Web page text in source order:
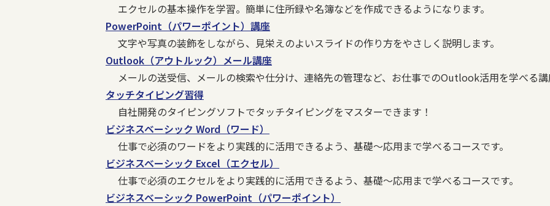
エクセルの基本操作を学習。簡単に住所録や名簿などを作成できるようになります。
PowerPoint（パワーポイント）講座
文字や写真の装飾をしながら、見栄えのよいスライドの作り方をやさしく説明します。
Outlook（アウトルック）メール講座
メールの送受信、メールの検索や仕分け、連絡先の管理など、お仕事でのOutlook活用を学べる
タッチタイピング習得
自社開発のタイピングソフトでタッチタイピングをマスターできます！
ビジネスベーシック Word（ワード）
仕事で必須のワードをより実践的に活用できるよう、基礎～応用まで学べるコースです。
ビジネスベーシック Excel（エクセル）
仕事で必須のエクセルをより実践的に活用できるよう、基礎～応用まで学べるコースです。
ビジネスベーシック PowerPoint（パワーポイント）